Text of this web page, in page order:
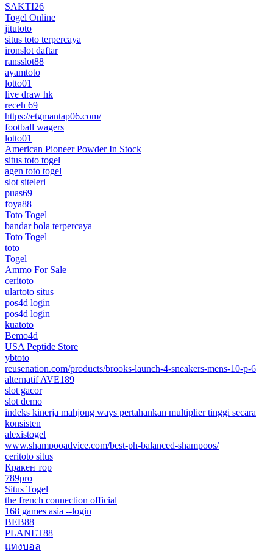
SAKTI26
Togel Online
jitutoto
situs toto terpercaya
ironslot daftar
ransslot88
ayamtoto
lotto01
live draw hk
receh 69
https://etgmantap06.com/
football wagers
lotto01
American Pioneer Powder In Stock
situs toto togel
agen toto togel
slot siteleri
puas69
foya88
Toto Togel
bandar bola terpercaya
Toto Togel
toto
Togel
Ammo For Sale
ceritoto
ulartoto situs
pos4d login
pos4d login
kuatoto
Bemo4d
USA Peptide Store
ybtoto
reusenation.com/products/brooks-launch-4-sneakers-mens-10-p-6
alternatif AVE189
slot gacor
slot demo
indeks kinerja mahjong ways pertahankan multiplier tinggi secara
konsisten
alexistogel
www.shampooadvice.com/best-ph-balanced-shampoos/
ceritoto situs
Кракен тор
789pro
Situs Togel
the french connection official
168 games asia --login
BEB88
PLANET88
แทงบอล